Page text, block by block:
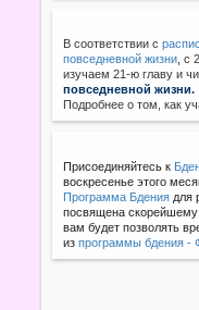
В соответствии с
повседневной жизни с
изучаем 21-ю главу и
повседневной жизни.
Подробнее о том, как
Присоединяйтесь к
воскресенье этого
Программа Бдения для
посвящена
вам будет позволять
изпрограммы бдения -